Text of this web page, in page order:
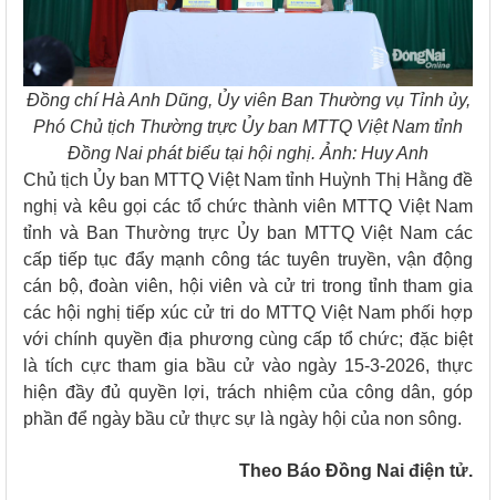
Đồng chí Hà Anh Dũng, Ủy viên Ban Thường vụ Tỉnh ủy,
Phó Chủ tịch Thường trực Ủy ban MTTQ Việt Nam tỉnh
Đồng Nai phát biểu tại hội nghị. Ảnh: Huy Anh
Chủ tịch Ủy ban MTTQ Việt Nam tỉnh Huỳnh Thị Hằng đề
nghị và kêu gọi các tổ chức thành viên MTTQ Việt Nam
tỉnh và Ban Thường trực Ủy ban MTTQ Việt Nam các
cấp tiếp tục đẩy mạnh công tác tuyên truyền, vận động
cán bộ, đoàn viên, hội viên và cử tri trong tỉnh tham gia
các hội nghị tiếp xúc cử tri do MTTQ Việt Nam phối hợp
với chính quyền địa phương cùng cấp tổ chức; đặc biệt
là tích cực tham gia bầu cử vào ngày 15-3-2026, thực
hiện đầy đủ quyền lợi, trách nhiệm của công dân, góp
phần để ngày bầu cử thực sự là ngày hội của non sông.
Theo Báo Đồng Nai điện tử.